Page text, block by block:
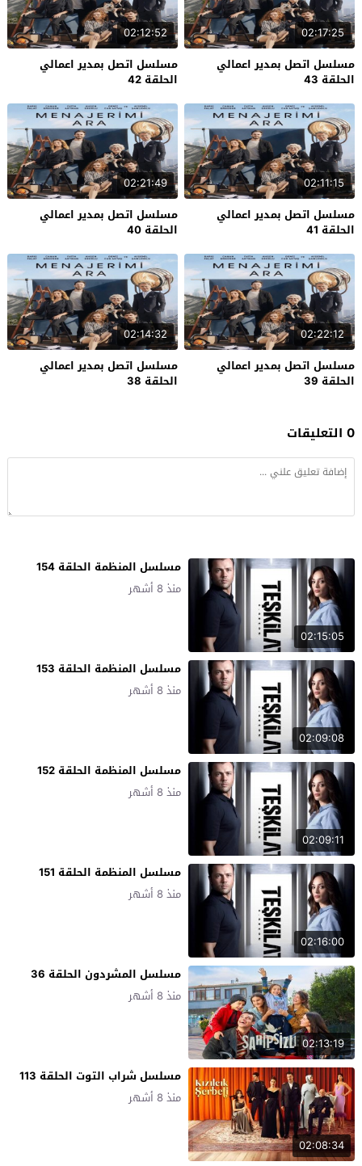
02:17:25
مسلسل اتصل بمدير اعمالي
الحلقة 43
02:12:52
مسلسل اتصل بمدير اعمالي
الحلقة 42
02:11:15
مسلسل اتصل بمدير اعمالي
الحلقة 41
02:21:49
مسلسل اتصل بمدير اعمالي
الحلقة 40
02:22:12
مسلسل اتصل بمدير اعمالي
الحلقة 39
02:14:32
مسلسل اتصل بمدير اعمالي
الحلقة 38
0 التعليقات
02:15:05
مسلسل المنظمة الحلقة 154
منذ 8 أشهر
02:09:08
مسلسل المنظمة الحلقة 153
منذ 8 أشهر
02:09:11
مسلسل المنظمة الحلقة 152
منذ 8 أشهر
02:16:00
مسلسل المنظمة الحلقة 151
منذ 8 أشهر
02:13:19
مسلسل المشردون الحلقة 36
منذ 8 أشهر
02:08:34
مسلسل شراب التوت الحلقة 113
منذ 8 أشهر